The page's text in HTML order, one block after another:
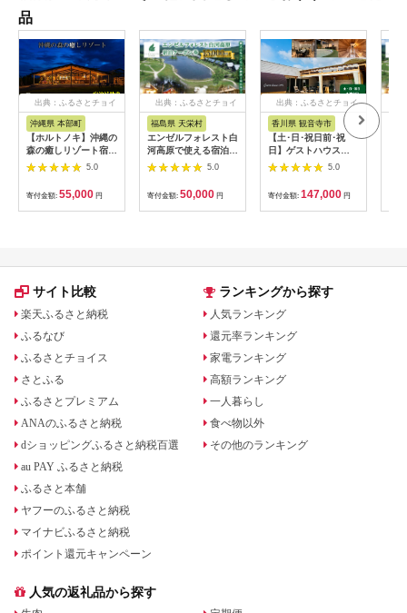
品
出典：ふるさとチョイ
沖縄県 本部町
【ホルトノキ】沖縄の
森の癒しリゾート宿泊
補助券（１万５千円
分：５千円券３枚）
5.0
寄付金額: 55,000 円
出典：ふるさとチョイ
福島県 天栄村
エンゼルフォレスト白
河高原で使える宿泊ク
ーポン券（15000円相
当） ペット コテージ
サウナ グランピング
キャンプ スパ ドッグ
ラン F21T-098
5.0
寄付金額: 50,000 円
出典：ふるさとチョイ
香川県 観音寺市
【土･日･祝日前･祝
日】ゲストハウス
ONE宿泊券 3名様1
5.0
寄付金額: 147,000 円
サイト比較
楽天ふるさと納税
ふるなび
ふるさとチョイス
さとふる
ふるさとプレミアム
ANAのふるさと納税
dショッピングふるさと納税百選
au PAY ふるさと納税
ふるさと本舗
ヤフーのふるさと納税
マイナビふるさと納税
ポイント還元キャンペーン
ランキングから探す
人気ランキング
還元率ランキング
家電ランキング
高額ランキング
一人暮らし
食べ物以外
その他のランキング
人気の返礼品から探す